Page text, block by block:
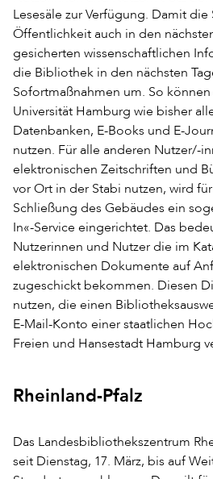
Lesesäle zur Verfügung. Damit
Öffentlichkeit auch in den
gesicherten wissenschaftlichen
die Bibliothek in den nächsten
Sofortmaßnahmen um. So
Universität Hamburg wie bisher
Datenbanken, E-Books und E-
nutzen. Für alle anderen Nutzer/-
elektronischen Zeitschriften und
vor Ort in der Stabi nutzen, wird
Schließung des Gebäudes ein
In«-Service eingerichtet. Das
Nutzerinnen und Nutzer die im
elektronischen Dokumente auf
zugeschickt bekommen. Diesen
nutzen, die einen
E-Mail-Konto einer staatlichen
Freien und Hansestadt Hamburg
Rheinland-Pfalz
Das Landesbibliothekszentrum
seit Dienstag, 17. März, bis auf